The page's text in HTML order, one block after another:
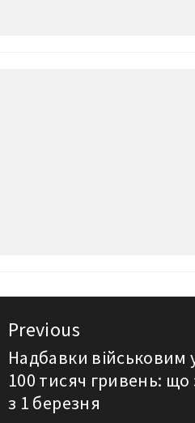
Previous
Previous
post:
Надбавки військовим
100 тисяч гривень: що
з 1 березня